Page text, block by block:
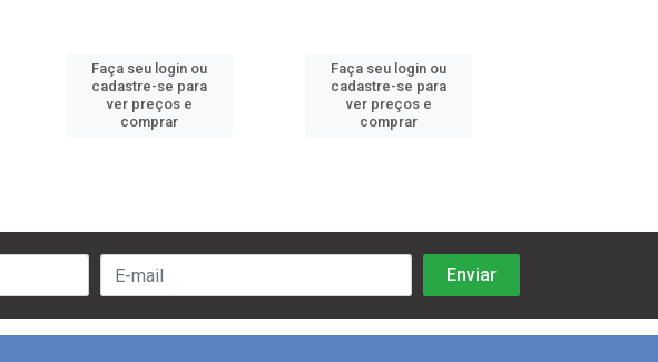
Faça seu login ou
cadastre-se para
ver preços e
comprar
Faça seu login ou
cadastre-se para
ver preços e
comprar